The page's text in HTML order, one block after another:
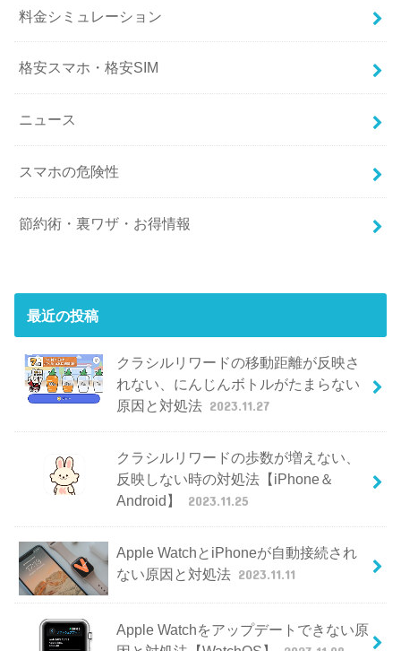
料金シミュレーション
格安スマホ・格安SIM
ニュース
スマホの危険性
節約術・裏ワザ・お得情報
最近の投稿
クラシルリワードの移動距離が反映さ
れない、にんじんボトルがたまらない
原因と対処法 2023.11.27
クラシルリワードの歩数が増えない、
反映しない時の対処法【iPhone＆
Android】
2023.11.25
Apple WatchとiPhoneが自動接続され
ない原因と対処法 2023.11.11
Apple Watchをアップデートできない原